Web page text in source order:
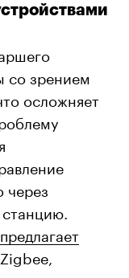
со зрением
осложняет
предлагает